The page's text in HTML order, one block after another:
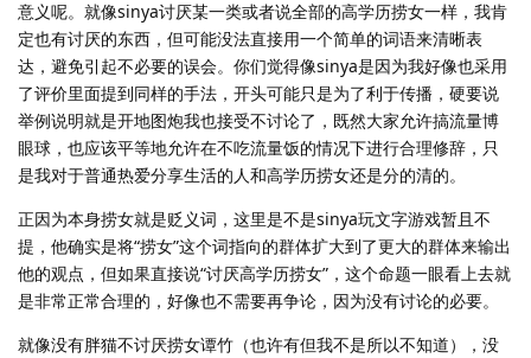
意义呢。就像sinya讨厌某一类或者说全部的高学历捞女一样，我肯
定也有讨厌的东西，但可能没法直接用一个简单的词语来清晰表
达，避免引起不必要的误会。你们觉得像sinya是因为我好像也采用
了评价里面提到同样的手法，开头可能只是为了利于传播，硬要说
举例说明就是开地图炮我也接受不讨论了，既然大家允许搞流量博
眼球，也应该平等地允许在不吃流量饭的情况下进行合理修辞，只
是我对于普通热爱分享生活的人和高学历捞女还是分的清的。
正因为本身捞女就是贬义词，这里是不是sinya玩文字游戏暂且不
提，他确实是将“捞女”这个词指向的群体扩大到了更大的群体来输出
他的观点，但如果直接说“讨厌高学历捞女”，这个命题一眼看上去就
是非常正常合理的，好像也不需要再争论，因为没有讨论的必要。
就像没有胖猫不讨厌捞女谭竹（也许有但我不是所以不知道），没